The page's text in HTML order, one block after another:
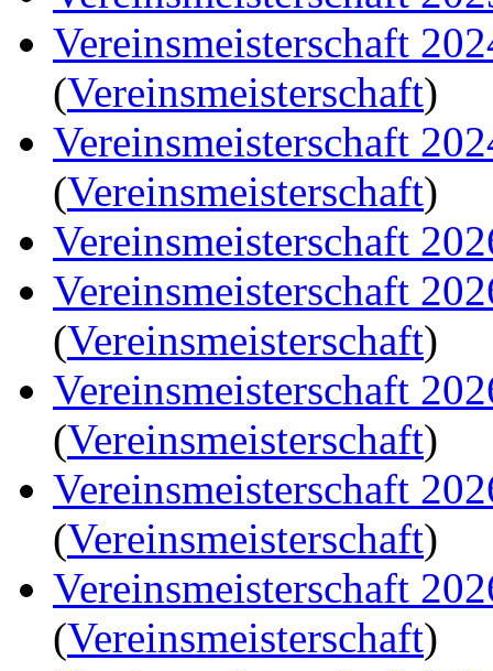
Vereinsmeisterschaft
(Vereinsmeisterschaft)
Vereinsmeisterschaft
(Vereinsmeisterschaft)
Vereinsmeisterschaft
Vereinsmeisterschaft
(Vereinsmeisterschaft)
Vereinsmeisterschaft
(Vereinsmeisterschaft)
Vereinsmeisterschaft
(Vereinsmeisterschaft)
Vereinsmeisterschaft
(Vereinsmeisterschaft)